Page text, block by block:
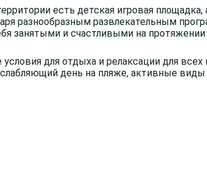
есть детская игровая площадка,
разнообразным развлекательным
занятыми и счастливыми на
для отдыха и релаксации для всех
день на пляже, активные виды